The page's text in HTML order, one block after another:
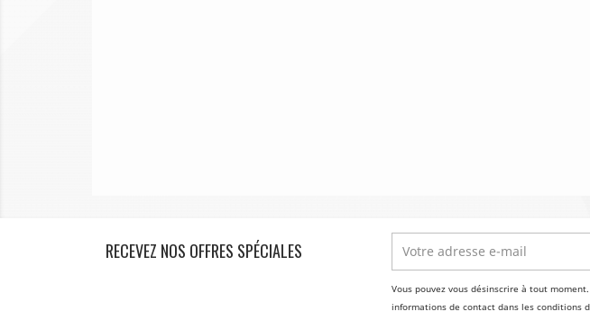
RECEVEZ NOS OFFRES SPÉCIALES
Vous pouvez vous désinscrire à tout
informations de contact dans les conditions